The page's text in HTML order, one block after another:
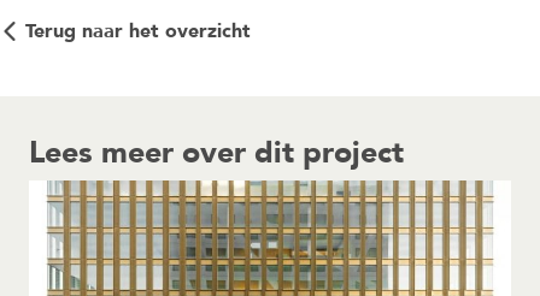
Terug naar het overzicht
Lees meer over dit project